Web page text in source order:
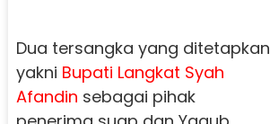
Dua tersangka yang ditetapkan
yakni Bupati Langkat Syah
Afandin sebagai pihak